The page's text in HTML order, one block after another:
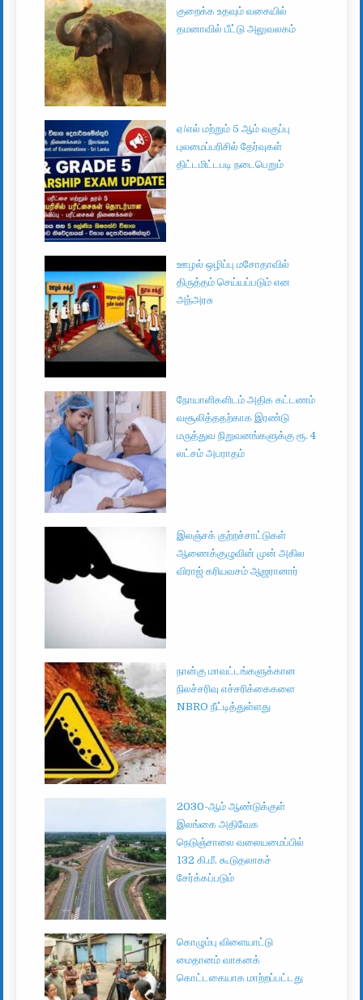
குறைக்க உதவும் வகையில்
தமனாவில் பீட்டு அலுவலகம்
ஏ/எல் மற்றும் 5 ஆம் வகுப்பு
புலமைப்பரிசில் தேர்வுகள்
திட்டமிட்டபடி நடைபெறும்
ஊழல் ஒழிப்பு மசோதாவில்
திருத்தம் செய்யப்படும் என
அந்அரசு
நோயாளிகளிடம் அதிக கட்டணம்
வசூலித்ததற்காக இரண்டு
மருத்துவ நிறுவனங்களுக்கு ரூ. 4
லட்சம் அபராதம்
இலஞ்சக் குற்றச்சாட்டுகள்
ஆணைக்குழுவின் முன் அகில
விராஜ் கரியவசம் ஆஜரானார்
நான்கு மாவட்டங்களுக்கான
நிலச்சரிவு எச்சரிக்கைகளை
NBRO நீட்டித்துள்ளது
2030-ஆம் ஆண்டுக்குள்
இலங்கை அதிவேக
நெடுஞ்சாலை வலையமைப்பில்
132 கி.மீ. கூடுதலாகச்
சேர்க்கப்படும்
கொழும்பு விளையாட்டு
மைதானம் வாகனக்
கொட்டகையாக மாற்றப்பட்டது